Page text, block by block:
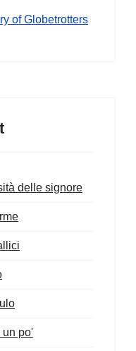
of Globetrotters
delle signore
un po'